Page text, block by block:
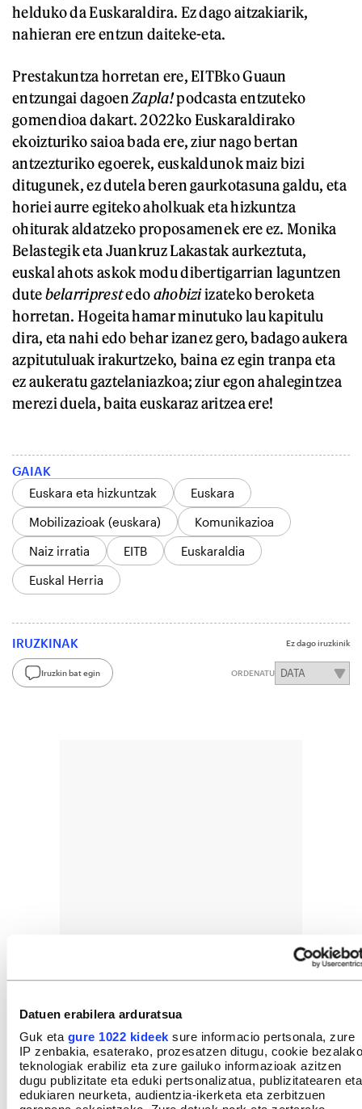
Datuen erabilera arduratsua
Guk eta gure 1022 kideek sure informacio pertsonala, zure
IP zenbakia, esaterako, prozesatzen ditugu, cookie bezalako
teknologiak erabiliz eta zure gailuko informazioak azitzen
dugu publizitate eta eduki pertsonalizatua, publizitatearen eta
edukiaren neurketa, audientzia-ikerketa eta zerbitzuen
helduko da Euskaraldira. Ez dago aitzakiarik,
nahieran ere entzun daiteke-eta.
Prestakuntza horretan ere, EITBko Guaun
entzungai dagoenZapla!podcasta entzuteko
gomendioa dakart. 2022ko Euskaraldirako
ekoizturiko saioa bada ere, ziur nago bertan
antzezturiko egoerek, euskaldunok maiz bizi
ditugunek, ez dutela beren gaurkotasuna galdu, eta
horiei aurre egiteko aholkuak eta hizkuntza
ohiturak aldatzeko proposamenek ere ez. Monika
Belastegik eta Juankruz Lakastak aurkeztuta,
euskal ahots askok modu dibertigarrian laguntzen
dutebelarriprestedoahobiziizateko beroketa
horretan. Hogeita hamar minutuko lau kapitulu
dira, eta nahi edo behar izanez gero, badago aukera
azpitutuluak irakurtzeko, baina ez egin tranpa eta
ez aukeratu gaztelaniazkoa; ziur egon ahalegintzea
merezi duela, baita euskaraz aritzea ere!
GAIAK
Euskara eta hizkuntzak
Euskara
Mobilizazioak (euskara)
Komunikazioa
Naiz irratia
EITB
Euskaraldia
Euskal Herria
IRUZKINAK Ez dago iruzkinik
Iruzkin bat egin ORDENATU